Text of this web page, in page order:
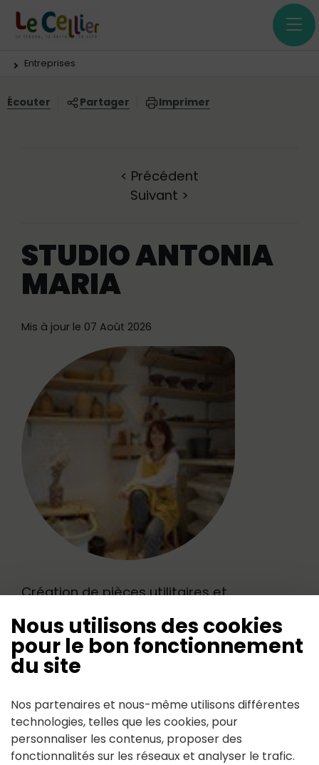
Panneau de gestion des cookies
Nous utilisons des cookies
pour le bon fonctionnement
du site
Nos partenaires et nous-même utilisons différentes
technologies, telles que les cookies, pour
personnaliser les contenus, proposer des
fonctionnalités sur les réseaux et analyser le trafic.
Vous êtes ici:
Entreprises
Écouter Partager Imprimer
< Précédent
Suivant >
STUDIO ANTONIA
MARIA
Mis à jour le 07 Août 2026
Création de pièces utilitaires et
vases
coupes
etc